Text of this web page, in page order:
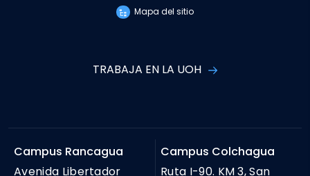
Mapa del sitio
TRABAJA EN LA UOH
Campus Rancagua
Avenida Libertador
Campus Colchagua
Ruta I-90. KM 3, San